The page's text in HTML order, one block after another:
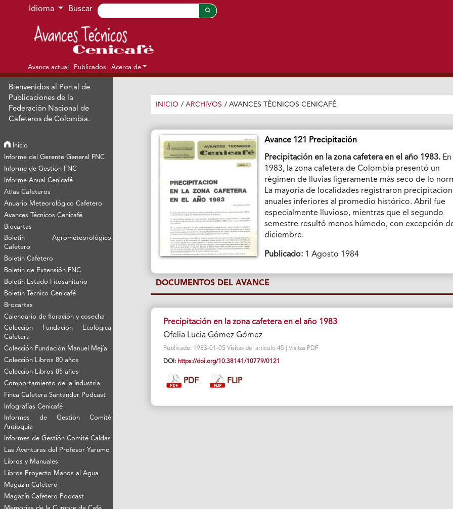
Ir al menú de navegación principal
Ir al contenido principal
Ir al pie de página del sitio
Idioma Buscar
Avance actual Publicados Acerca de
Bienvenidos al Portal de
Publicaciones de la
Federación Nacional de
Cafeteros de Colombia.
Inicio
Informe del Gerente General FNC
Informe de Gestión FNC
Informe Anual Cenicafé
Atlas Cafeteros
Anuario Meteorológico Cafetero
Avances Técnicos Cenicafé
Biocartas
Boletín Agrometeorológico
Cafetero
Boletín Cafetero
Boletín de Extensión FNC
Boletín Estado Fitosanitario
Boletín Técnico Cenicafé
Brocartas
Calendario de floración y cosecha
Colección Fundación Ecológica
Cafetera
Colección Fundación Manuel Mejía
Colección Libros 80 años
Colección Libros 85 años
Comportamiento de la Industria
Finca Cafetera Santander Podcast
Infografías Cenicafé
Informes de Gestión Comité
Antioquía
Informes de Gestión Comité Caldas
Las Aventuras del Profesor Yarumo
Libros y Manuales
Libros Proyecto Manos al Agua
Magazín Cafetero
Magazín Cafetero Podcast
INICIO / ARCHIVOS / AVANCES TÉCNICOS CENICAFÉ
Avance 121 Precipitación
Precipitación en la zona cafetera en el año 1983. En
1983, la zona cafetera de Colombia presentó un
régimen de lluvias ligeramente más seco de lo
La mayoría de localidades registraron
anuales inferiores al promedio histórico. Abril fue
especialmente lluvioso, mientras que el segundo
semestre resultó menos húmedo, con excepción
diciembre.
Publicado: 1 Agosto 1984
DOCUMENTOS DEL AVANCE
Precipitación en la zona cafetera en el año 1983
Ofelia Lucia Gómez Gómez
Publicado: 1983-01-05 Visitas del artículo 45 | Visitas PDF
DOI: https://doi.org/10.38141/10779/0121
PDF FLIP